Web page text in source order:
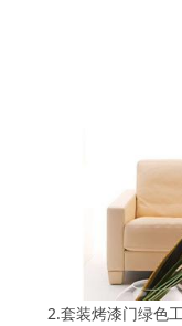
2.套装烤漆门绿色工